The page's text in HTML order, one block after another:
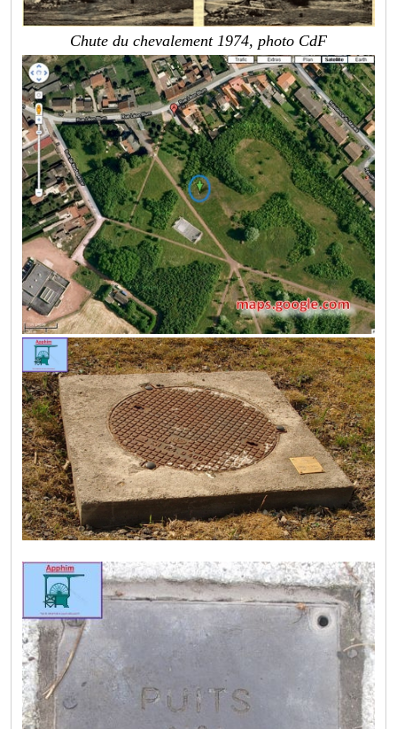
Chute du chevalement 1974, photo CdF